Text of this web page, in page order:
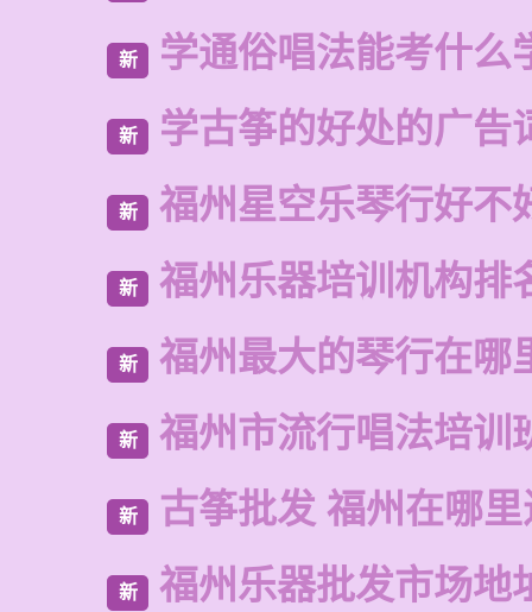
新 学通俗唱法能考什么
新 学古筝的好处的广告
新 福州星空乐琴行好不
新 福州乐器培训机构排
新 福州最大的琴行在哪
新 福州市流行唱法培训
新 古筝批发 福州在哪
新 福州乐器批发市场地